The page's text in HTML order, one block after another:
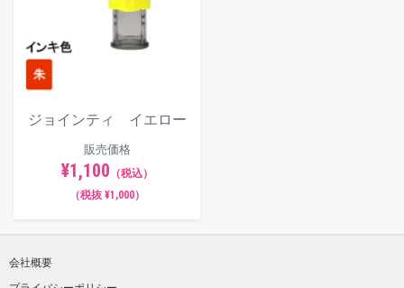
ジョインティ イエロー
販売価格
¥1,100 （税込）
（税抜 ¥1,000）
会社概要